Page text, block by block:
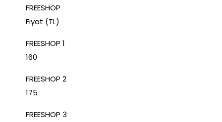
FREESHOP
Fiyat (TL)
FREESHOP 1
160
FREESHOP 2
175
FREESHOP 3